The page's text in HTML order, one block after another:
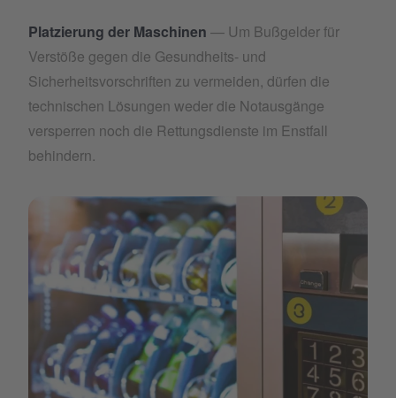
Platzierung der Maschinen — Um Bußgelder für
Verstöße gegen die Gesundheits- und
Sicherheitsvorschriften zu vermeiden, dürfen die
technischen Lösungen weder die Notausgänge
versperren noch die Rettungsdienste im Enstfall
behindern.